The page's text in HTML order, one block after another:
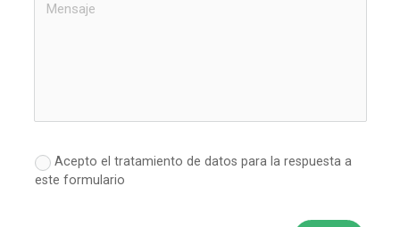
Acepto el tratamiento de datos para la respuesta a
este formulario